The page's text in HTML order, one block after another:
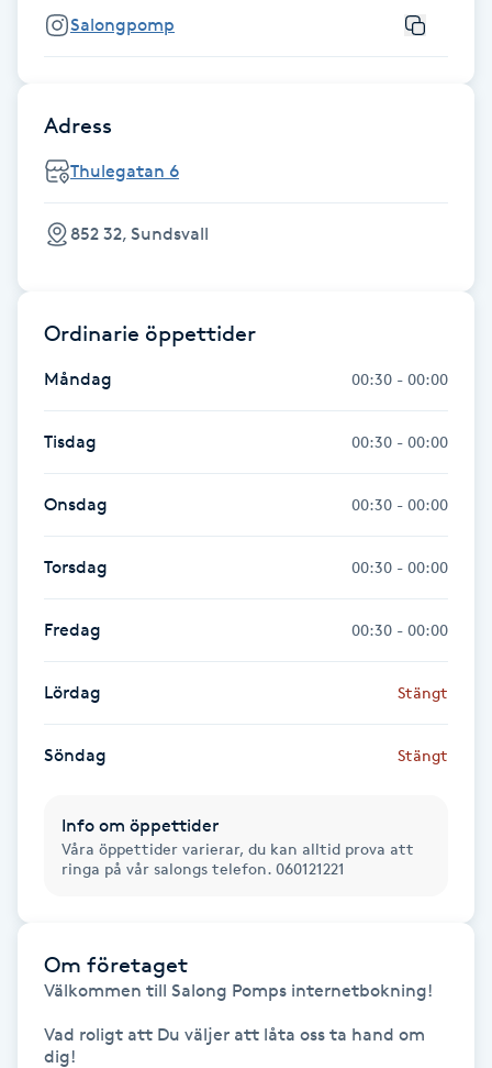
Fransk manikyr
Fransrengöring
Friskvård
Frisör
Funktionsanalys
Färgning
Föning
Gel naglar
Gelenaglar
Gellack
Gravidmassage
Gravidyoga
Gruppträning
Gua Sha-massage
Salongpomp
Adress
Thulegatan 6
852 32, Sundsvall
Ordinarie öppettider
Måndag 00:30 - 00:00
Tisdag 00:30 - 00:00
Onsdag 00:30 - 00:00
Torsdag 00:30 - 00:00
Fredag 00:30 - 00:00
Lördag Stängt
Söndag Stängt
Info om öppettider
Våra öppettider varierar, du kan alltid prova att
ringa på vår salongs telefon. 060121221
Om företaget
Välkommen till Salong Pomps internetbokning!
Vad roligt att Du väljer att låta oss ta hand om
dig!